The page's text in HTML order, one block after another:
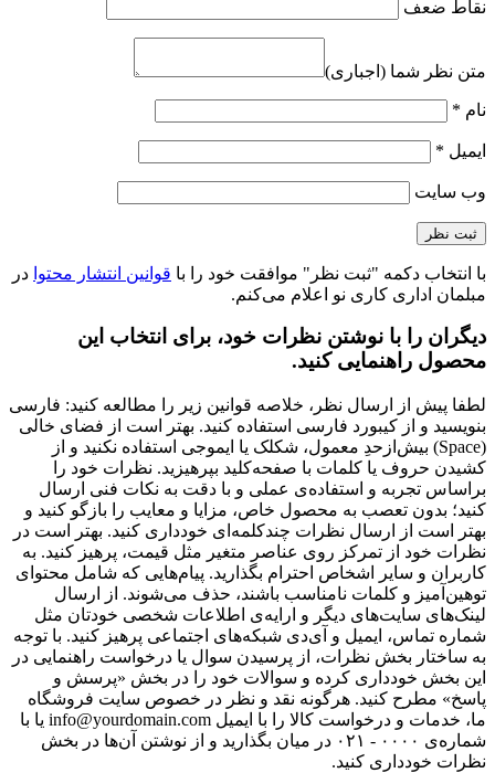
نقاط ضعف
متن نظر شما (اجباری)
نام *
ایمیل *
وب‌ سایت
با انتخاب دکمه "ثبت نظر" موافقت خود را با قوانین انتشار محتوا در
مبلمان اداری کاری نو اعلام می‌کنم.
دیگران را با نوشتن نظرات خود، برای انتخاب این
محصول راهنمایی کنید.
لطفا پیش از ارسال نظر، خلاصه قوانین زیر را مطالعه کنید: فارسی
بنویسید و از کیبورد فارسی استفاده کنید. بهتر است از فضای خالی
(Space) بیش‌از‌حدِ معمول، شکلک یا ایموجی استفاده نکنید و از
کشیدن حروف یا کلمات با صفحه‌کلید بپرهیزید. نظرات خود را
براساس تجربه و استفاده‌ی عملی و با دقت به نکات فنی ارسال
کنید؛ بدون تعصب به محصول خاص، مزایا و معایب را بازگو کنید و
بهتر است از ارسال نظرات چندکلمه‌‌ای خودداری کنید. بهتر است در
نظرات خود از تمرکز روی عناصر متغیر مثل قیمت، پرهیز کنید. به
کاربران و سایر اشخاص احترام بگذارید. پیام‌هایی که شامل محتوای
توهین‌آمیز و کلمات نامناسب باشند، حذف می‌شوند. از ارسال
لینک‌های سایت‌های دیگر و ارایه‌ی اطلاعات شخصی خودتان مثل
شماره تماس، ایمیل و آی‌دی شبکه‌های اجتماعی پرهیز کنید. با توجه
به ساختار بخش نظرات، از پرسیدن سوال یا درخواست راهنمایی در
این بخش خودداری کرده و سوالات خود را در بخش «پرسش و
پاسخ» مطرح کنید. هرگونه نقد و نظر در خصوص سایت فروشگاه
ما، خدمات و درخواست کالا را با ایمیل info@yourdomain.com یا با
شماره‌ی ۰۰۰۰ - ۰۲۱ در میان بگذارید و از نوشتن آن‌ها در بخش
نظرات خودداری کنید.